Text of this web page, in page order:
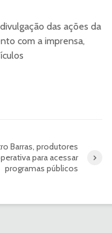
das ações da
com a imprensa,
Barras, produtores
para acessar
programas públicos